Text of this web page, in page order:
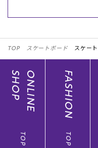
TOP スケートボード スケー
ONLINE
SHOP
TOP
FASHION
TOP